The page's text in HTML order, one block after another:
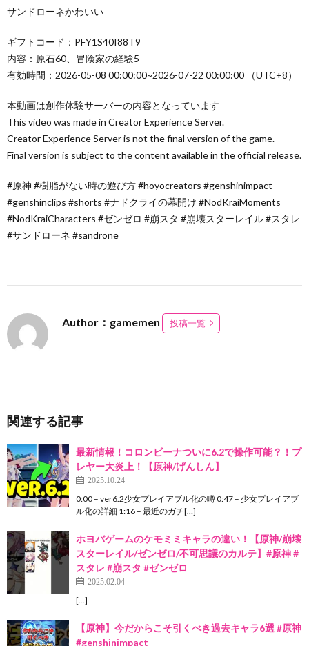
サンドローネかわいい
ギフトコード：PFY1S40I88T9
内容：原石60、冒険家の経験5
有効時間：2026-05-08 00:00:00~2026-07-22 00:00:00 （UTC+8）
本動画は創作体験サーバーの内容となっています
This video was made in Creator Experience Server.
Creator Experience Server is not the final version of the game.
Final version is subject to the content available in the official release.
#原神 #樹脂がない時の遊び方 #hoyocreators #genshinimpact
#genshinclips #shorts #ナドクライの幕開け #NodKraiMoments
#NodKraiCharacters #ゼンゼロ #崩スタ #崩壊スターレイル #スタレ
#サンドローネ #sandrone
Author：gamemen 投稿一覧
関連する記事
最新情報！コロンビーナついに6.2で操作可能？！プ
レヤー大炎上！【原神/げんしん】
2025.10.24
0:00 – ver6.2少女プレイアブル化の噂 0:47 – 少女プレイアブ
ル化の詳細 1:16 – 最近のガチ[…]
ホヨバゲームのケモミミキャラの違い！【原神/崩壊
スターレイル/ゼンゼロ/不可思議のカルテ】#原神 #
スタレ #崩スタ #ゼンゼロ
2025.02.04
[…]
【原神】今だからこそ引くべき過去キャラ6選 #原神
#genshinimpact